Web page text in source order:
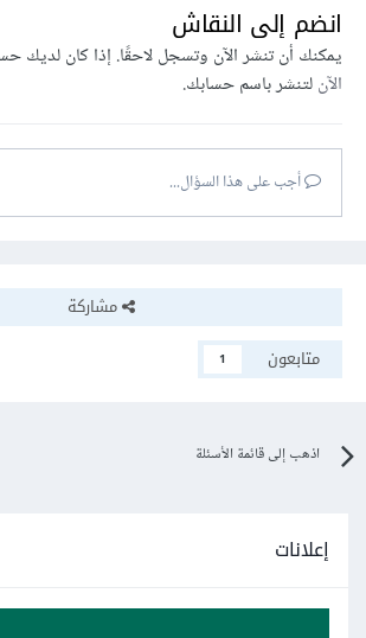
انضم إلى النقاش
يمكنك أن تنشر الآن وتسجل لاحقًا. إذا كان لديك
الآنلتنشر باسم حسابك.
أجب على هذا السؤال...
مشاركة
متابعون
1
اذهب إلى قائمة الأسئلة
إعلانات